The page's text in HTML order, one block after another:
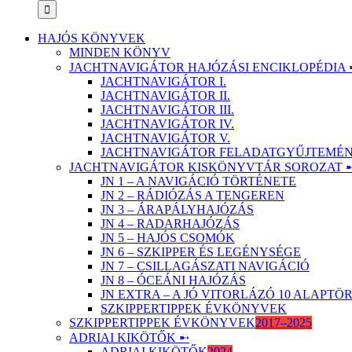
HAJÓS KÖNYVEK
MINDEN KÖNYV
JACHTNAVIGÁTOR HAJÓZÁSI ENCIKLOPÉDIA
JACHTNAVIGÁTOR I.
JACHTNAVIGÁTOR II.
JACHTNAVIGÁTOR III.
JACHTNAVIGÁTOR IV.
JACHTNAVIGÁTOR V.
JACHTNAVIGÁTOR
JACHTNAVIGÁTOR KISKÖNYVTÁR SOROZAT
JN 1 – A NAVIGÁCIÓ TÖRTÉNETE
JN 2 – RÁDIÓZÁS A TENGEREN
JN 3 – ÁRAPÁLYHAJÓZÁS
JN 4 – RADARHAJÓZÁS
JN 5 – HAJÓS CSOMÓK
JN 6 – SZKIPPER ÉS LEGÉNYSÉGE
JN 7 – CSILLAGÁSZATI NAVIGÁCIÓ
JN 8 – ÓCEÁNI HAJÓZÁS
JN EXTRA – A JÓ VITORLÁZÓ 10
SZKIPPERTIPPEK ÉVKÖNYVEK
SZKIPPERTIPPEK ÉVKÖNYVEK2017–2025
ADRIAI KIKÖTŐK ➸